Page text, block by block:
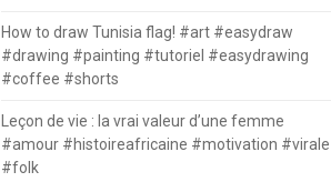
How to draw Tunisia flag! #art #easydraw
#drawing #painting #tutoriel #easydrawing
#coffee #shorts
Leçon de vie : la vrai valeur d’une femme
#amour #histoireafricaine #motivation #virale
#folk